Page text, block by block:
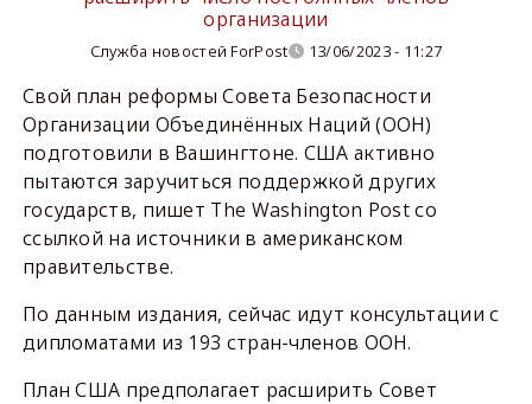
организации
Служба новостей ForPost 13/06/2023 - 11:27
Свой план реформы Совета Безопасности
Организации Объединённых Наций (ООН)
подготовили в Вашингтоне. США активно
пытаются заручиться поддержкой других
государств, пишет The Washington Post со
ссылкой на источники в американском
правительстве.
По данным издания, сейчас идут консультации с
дипломатами из 193 стран-членов ООН.
План США предполагает расширить Совет